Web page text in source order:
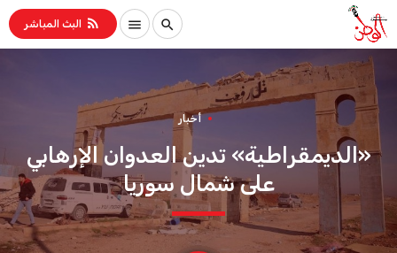
search
menu
rss_feed البث المباشر
أخبار
«الديمقراطية» تدين العدوان الإرهابي
على شمال سوريا